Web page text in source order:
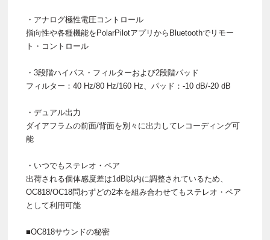
・アナログ極性電圧コントロール
指向性や各種機能をPolarPilotアプリからBluetoothでリモー
ト・コントロール
・3段階ハイパス・フィルターおよび2段階パッド
フィルター：40 Hz/80 Hz/160 Hz、パッド：-10 dB/-20 dB
・デュアル出力
ダイアフラムの前面/背面を別々に出力してレコーディング可
能
・いつでもステレオ・ペア
出荷される個体感度差は1dB以内に調整されているため、
OC818/OC18問わずどの2本を組み合わせてもステレオ・ペア
として利用可能
■OC818サウンドの秘密